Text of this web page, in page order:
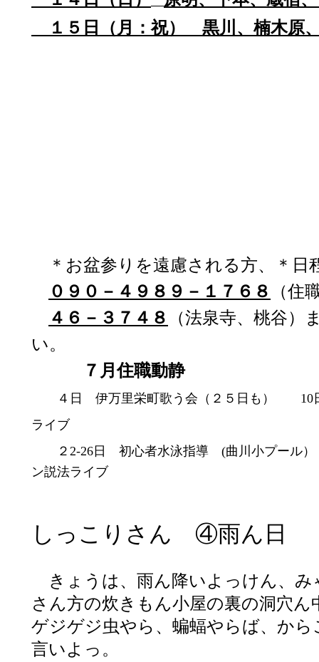
１５日（月：祝） 黒川、 楠木原
＊お盆参りを遠慮される方、＊日
０９０－４９８９－１７６８
（住
４６－３７４８
（法泉寺、桃谷）
い。
７月住職動静
４日 伊万里栄町歌う会（２５日も）
10
ライブ
２2-26日 初心者水泳指導 (曲川小プー
ン説法ライブ
しっこりさん ④雨ん日
きょうは、雨ん降いよっけん、み
さん方の炊きもん小屋の裏の洞穴
ゲジゲジ虫やら、蝙蝠やらば、か
言いよっ。